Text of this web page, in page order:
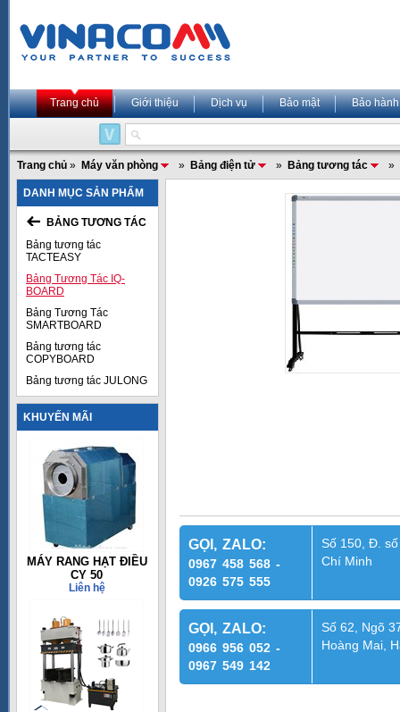
Trang chủ Giới thiệu Dịch vụ Bảo mật Bảo hành
Trang chủ » Máy văn phòng » Bảng điện tử » Bảng tương tác »
DANH MỤC SẢN PHẨM
BẢNG TƯƠNG TÁC
Bảng tương tác
TACTEASY
Bảng Tương Tác IQ-
BOARD
Bảng Tương Tác
SMARTBOARD
Bảng tương tác
COPYBOARD
Bảng tương tác JULONG
KHUYẾN MÃI
MÁY RANG HẠT ĐIỀU
CY 50
Liên hệ
GỌI, ZALO:
0967 458 568 -
0926 575 555
Số 150, Đ.
Chí Minh
GỌI, ZALO:
0966 956 052 -
0967 549 142
Số 62, Ngõ
Hoàng Mai,